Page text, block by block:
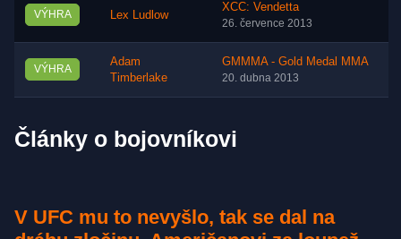
VÝHRA Lex Ludlow
XCC: Vendetta
26. července 2013
VÝHRA
Adam
Timberlake
GMMMA - Gold Medal MMA
20. dubna 2013
Články o bojovníkovi
V UFC mu to nevyšlo, tak se dal na